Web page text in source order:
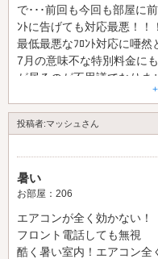
で･･･前回も今回も部屋に
ﾝﾄに告げても対応最悪！！
最低最悪なﾌﾛﾝﾄ対応に唖然
7月の意味不な特別料金に
が居るのが不思議でなりま
投稿者:マッシュさん
暑い
お部屋：206
エアコンが全く効かない！
フロント電話しても無視
酷く暑い室内！エアコン全